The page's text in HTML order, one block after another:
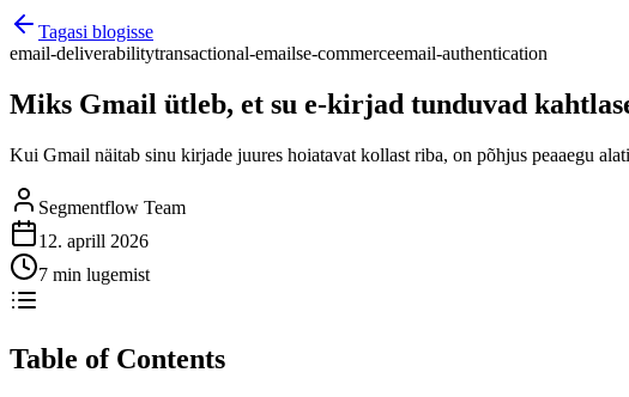
Tagasi blogisse
email-deliverabilitytransactional-emailse-commerceemail-authentication
Miks Gmail ütleb, et su e-kirjad tunduvad
Kui Gmail näitab sinu kirjade juures hoiatavat kollast riba, on põhjus peaaegu
Segmentflow Team
12. aprill 2026
7 min lugemist
Table of Contents